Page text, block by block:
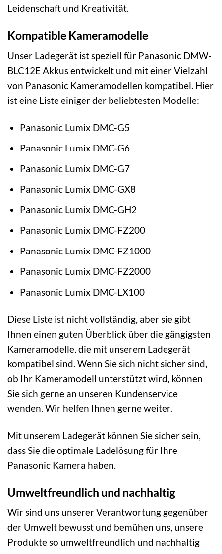
Leidenschaft und Kreativität.
Kompatible Kameramodelle
Unser Ladegerät ist speziell für Panasonic DMW-
BLC12E Akkus entwickelt und mit einer Vielzahl
von Panasonic Kameramodellen kompatibel. Hier
ist eine Liste einiger der beliebtesten Modelle:
Panasonic Lumix DMC-G5
Panasonic Lumix DMC-G6
Panasonic Lumix DMC-G7
Panasonic Lumix DMC-GX8
Panasonic Lumix DMC-GH2
Panasonic Lumix DMC-FZ200
Panasonic Lumix DMC-FZ1000
Panasonic Lumix DMC-FZ2000
Panasonic Lumix DMC-LX100
Diese Liste ist nicht vollständig, aber sie gibt
Ihnen einen guten Überblick über die gängigsten
Kameramodelle, die mit unserem Ladegerät
kompatibel sind. Wenn Sie sich nicht sicher sind,
ob Ihr Kameramodell unterstützt wird, können
Sie sich gerne an unseren Kundenservice
wenden. Wir helfen Ihnen gerne weiter.
Mit unserem Ladegerät können Sie sicher sein,
dass Sie die optimale Ladelösung für Ihre
Panasonic Kamera haben.
Umweltfreundlich und nachhaltig
Wir sind uns unserer Verantwortung gegenüber
der Umwelt bewusst und bemühen uns, unsere
Produkte so umweltfreundlich und nachhaltig